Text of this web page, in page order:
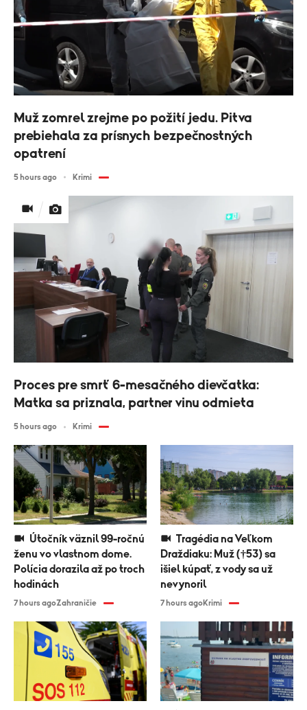
Muž zomrel zrejme po požití jedu. Pitva
prebiehala za prísnych bezpečnostných
opatrení
5 hours ago Krimi
Proces pre smrť 6-mesačného dievčatka:
Matka sa priznala, partner vinu odmieta
5 hours ago Krimi
ženu vo vlastnom dome.
Polícia dorazila až po troch
hodinách
7 hours agoZahraničie
Draždiaku: Muž (†53) sa
išiel kúpať, z vody sa už
nevynoril
7 hours agoKrimi